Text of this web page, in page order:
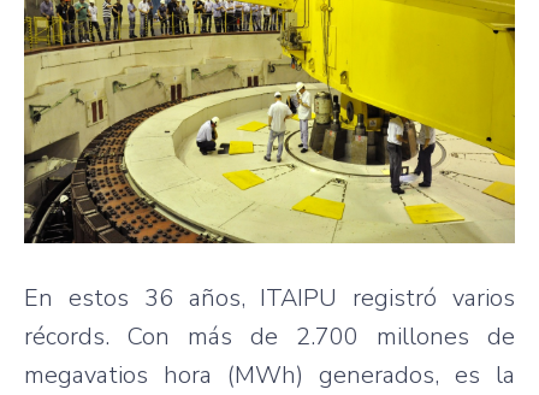
En estos 36 años, ITAIPU registró varios
récords. Con más de 2.700 millones de
megavatios hora (MWh) generados, es la